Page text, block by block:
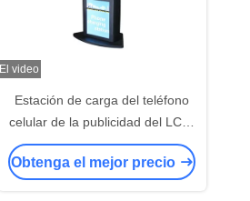
El video
Estación de carga del teléfono
celular de la publicidad del LCD,
estaciones de carga para el
teléfono de la electrónica
Obtenga el mejor precio